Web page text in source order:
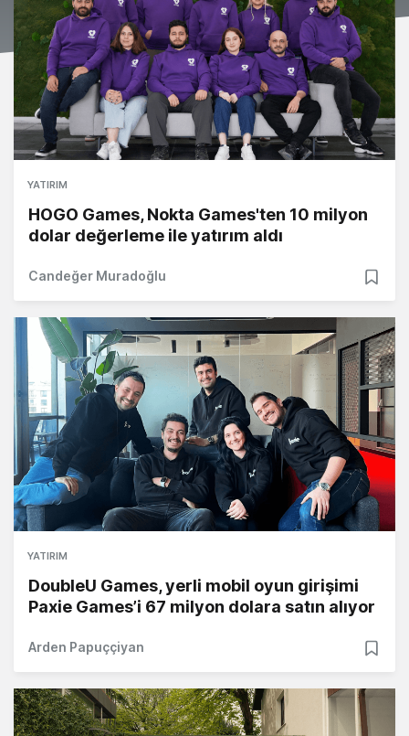
YATIRIM
HOGO Games, Nokta Games'ten 10 milyon
dolar değerleme ile yatırım aldı
Candeğer Muradoğlu
YATIRIM
DoubleU Games, yerli mobil oyun girişimi
Paxie Games’i 67 milyon dolara satın alıyor
Arden Papuççiyan